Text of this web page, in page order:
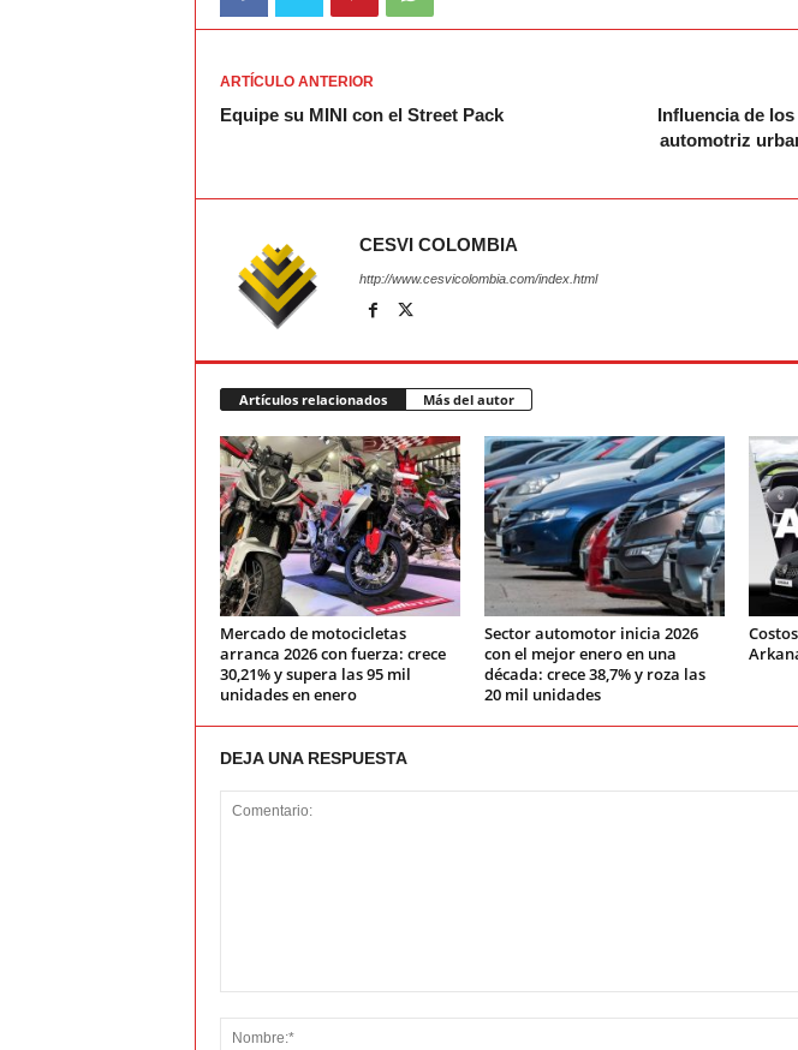
ARTÍCULO ANTERIOR
Equipe su MINI con el Street Pack
Influencia de
automotriz
CESVI COLOMBIA
http://www.cesvicolombia.com/index.html
Artículos relacionados Más del autor
Mercado de motocicletas
arranca 2026 con fuerza: crece
30,21% y supera las 95 mil
unidades en enero
Sector automotor inicia 2026
con el mejor enero en una
década: crece 38,7% y roza las
20 mil unidades
DEJA UNA RESPUESTA